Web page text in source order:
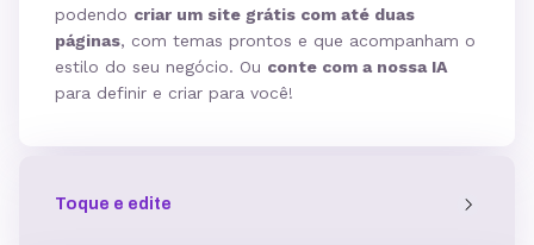
podendo criar um site grátis com até duas
páginas, com temas prontos e que acompanham o
estilo do seu negócio. Ou conte com a nossa IA
para definir e criar para você!
Toque e edite